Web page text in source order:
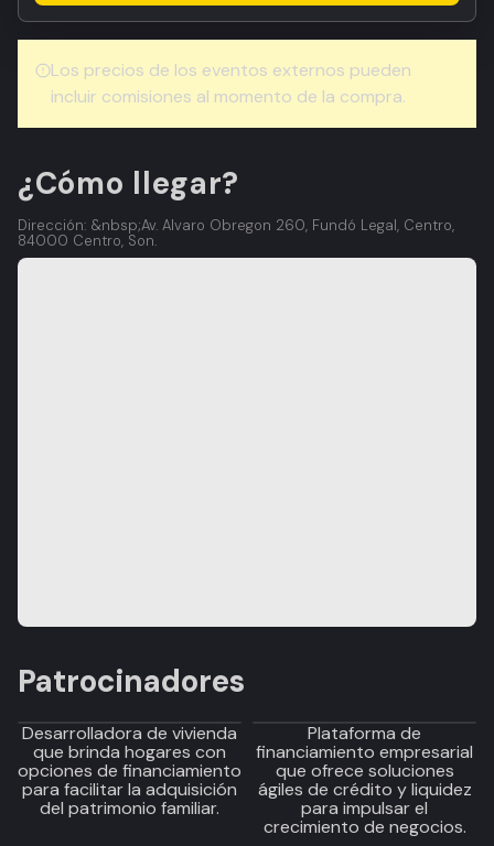
Los precios de los eventos externos pueden
incluir comisiones al momento de la compra.
¿Cómo llegar?
Dirección: &nbsp;Av. Alvaro Obregon 260, Fundó Legal, Centro,
84000 Centro, Son.
Patrocinadores
Desarrolladora de vivienda
que brinda hogares con
opciones de financiamiento
para facilitar la adquisición
del patrimonio familiar.
Plataforma de
financiamiento empresarial
que ofrece soluciones
ágiles de crédito y liquidez
para impulsar el
crecimiento de negocios.